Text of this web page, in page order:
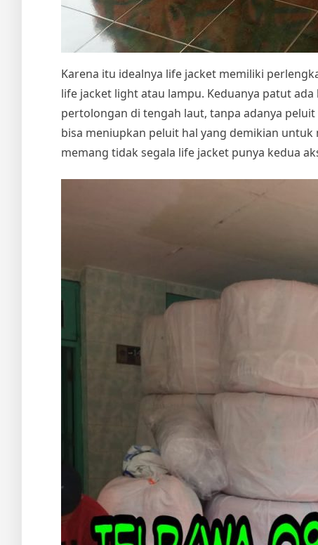
Karena itu idealnya life jacket memiliki
life jacket light atau lampu. Keduanya patut
pertolongan di tengah laut, tanpa adanya
bisa meniupkan peluit hal yang demikian
memang tidak segala life jacket punya kedua